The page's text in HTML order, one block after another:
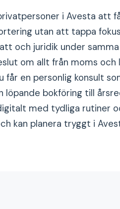
i Avesta att
utan att tappa
och juridik under
om allt från moms och
får en personlig konsult
löpande bokföring till
med tydliga rutiner
kan planera tryggt i